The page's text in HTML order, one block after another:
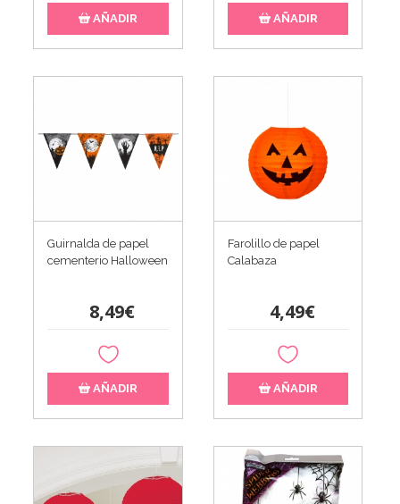
AÑADIR AÑADIR
Guirnalda de papel
cementerio Halloween
8,49€
AÑADIR
Farolillo de papel
Calabaza
4,49€
AÑADIR